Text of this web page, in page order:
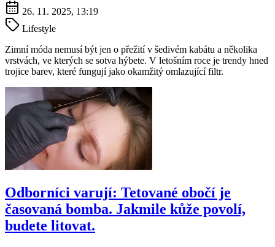
26. 11. 2025, 13:19
Lifestyle
Zimní móda nemusí být jen o přežití v šedivém kabátu a několika
vrstvách, ve kterých se sotva hýbete. V letošním roce je trendy hned
trojice barev, které fungují jako okamžitý omlazující filtr.
Odborníci varují: Tetované obočí je
časovaná bomba. Jakmile kůže povolí,
budete litovat.